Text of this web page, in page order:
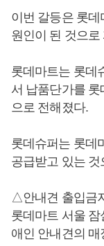
이번 갈등은 롯
원인이 된 것으로
롯데마트는 롯데
서 납품단가를
으로 전해졌다.
롯데슈퍼는 롯데
공급받고 있는
△안내견 출입금
롯데마트 서울 잠
애인 안내견의